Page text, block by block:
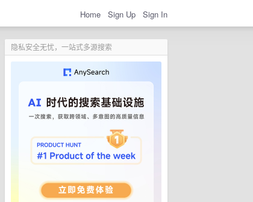
Home Sign Up Sign In
隐私安全无忧，一站式多源搜索